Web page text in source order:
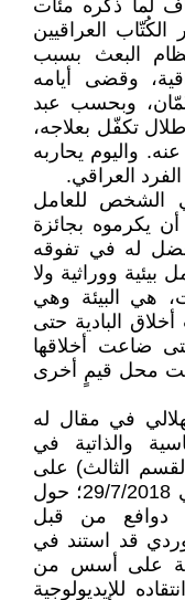
لما ذكره مئات
الكُتّاب العراقيين
البعث بسبب
وقضى أيامه
وبحسب عبد
تكفّل بعلاجه،
واليوم يحاربه
العراقي.
الشخص للعامل
أن يكرموه بجائزة
له في تفوقه
بيئية ووراثية ولا
البيئة وهي
البادية حتى
ضاعت أخلاقها
محل قيمٍ أخرى
في مقال له
والذاتية في
الثالث) على
موقع الحوار المتمدن العدد: 5947 في 29/7/2018؛ حول
دوافع من قبل
قد استند في
على أسس من
للإيديولوجية